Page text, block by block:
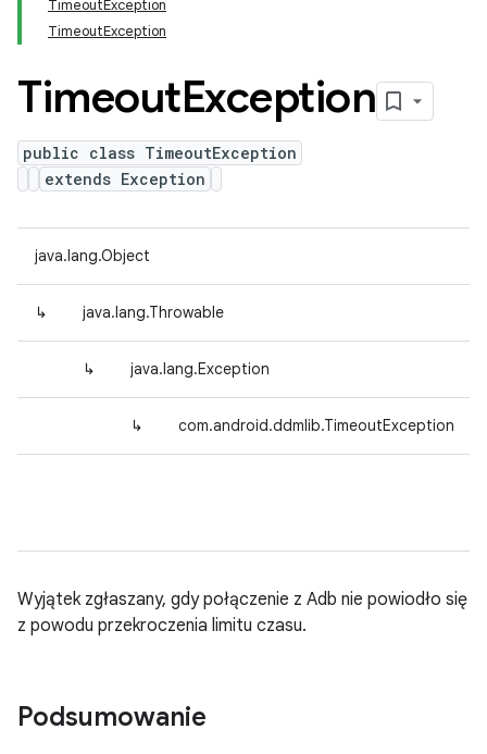
TimeoutException
TimeoutException
TimeoutException
public class TimeoutException
extends Exception
java.lang.Object
↳ java.lang.Throwable
↳ java.lang.Exception
↳ com.android.ddmlib.TimeoutException
Wyjątek zgłaszany, gdy połączenie z Adb nie powiodło się
z powodu przekroczenia limitu czasu.
Podsumowanie